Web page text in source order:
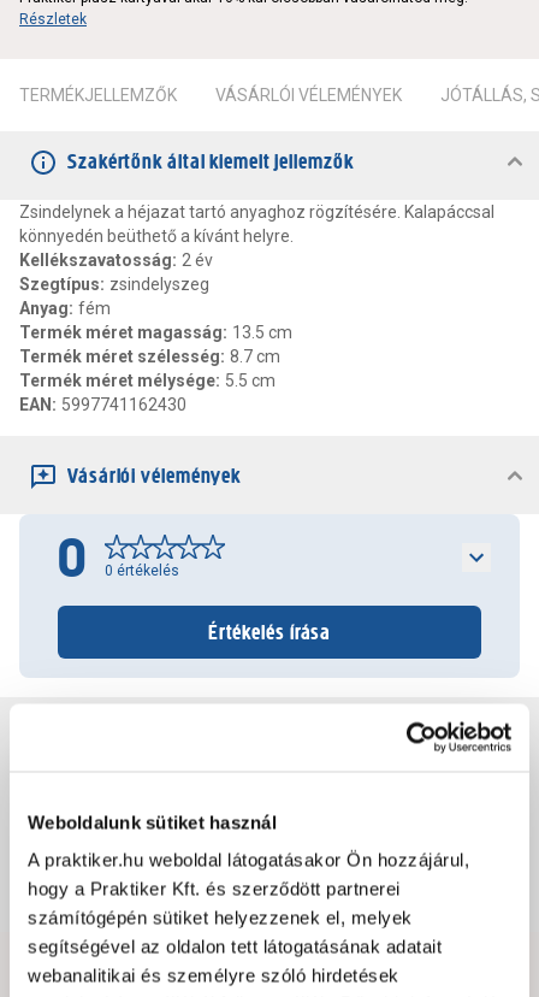
Weboldalunk sütiket használ
A praktiker.hu weboldal látogatásakor Ön hozzájárul,
hogy a Praktiker Kft. és szerződött partnerei
számítógépén sütiket helyezzenek el, melyek
segítségével az oldalon tett látogatásának adatait
webanalitikai és személyre szóló hirdetések
Részletek
TERMÉKJELLEMZŐK VÁSÁRLÓI VÉLEMÉNYEK JÓTÁLLÁS,
Szakértőnk által kiemelt jellemzők
Zsindelynek a héjazat tartó anyaghoz rögzítésére. Kalapáccsal
könnyedén beüthető a kívánt helyre.
Kellékszavatosság: 2 év
Szegtípus: zsindelyszeg
Anyag: fém
Termék méret magasság: 13.5 cm
Termék méret szélesség: 8.7 cm
Termék méret mélysége: 5.5 cm
EAN : 5997741162430
Vásárlói vélemények
0 0 értékelés
Értékelés írása
Csomagolási és súly információk
Dokumentumok, felelős személy
Hibát találtál az oldalon vagy a termék leírásában?